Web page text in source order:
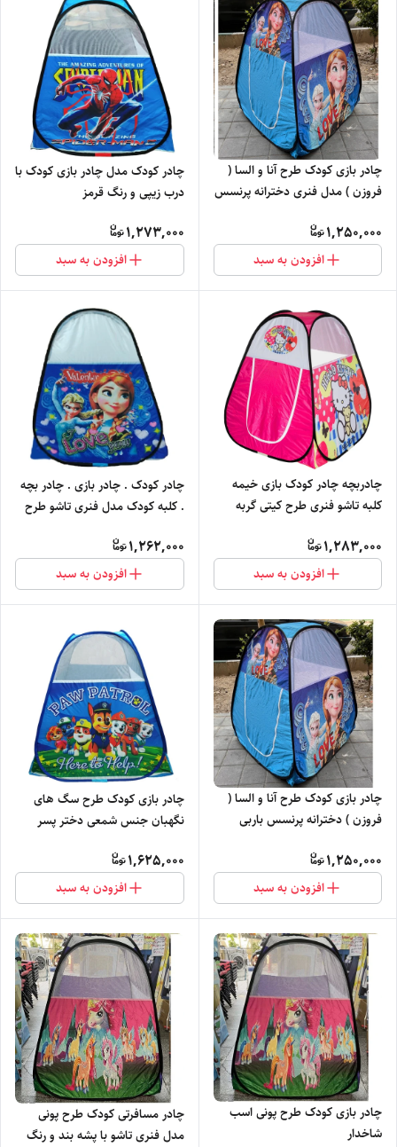
چادر بازی کودک طرح آنا و السا (
فروزن ) مدل فنری دخترانه پرنسس
باکس کد3
1,250,000
افزودن به سبد
چادر کودک مدل چادر بازی کودک با
درب زیپی و رنگ قرمز
1,273,000
افزودن به سبد
چادربچه چادر کودک بازی خیمه
کلبه تاشو فنری طرح کیتی گربه
1,283,000
افزودن به سبد
چادر کودک . چادر بازی . چادر بچه
. کلبه کودک مدل فنری تاشو طرح
1,262,000
افزودن به سبد
چادر بازی کودک طرح آنا و السا (
فروزن ) دخترانه پرنسس باربی
کد5
1,250,000
افزودن به سبد
چادر بازی کودک طرح سگ های
نگهبان جنس شمعی دختر پسر
1,625,000
افزودن به سبد
چادر بازی کودک طرح پونی اسب
شاخدار
چادر مسافرتی کودک طرح پونی
مدل فنری تاشو با پشه بند و رنگ